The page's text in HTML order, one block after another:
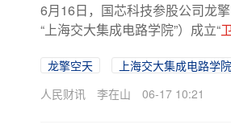
6月16日，国芯科技参股公司龙
“上海交大集成电路学院”）成立“
龙擎空天 上海交大集成电路学院
人民财讯
李在山 06-17 10:21